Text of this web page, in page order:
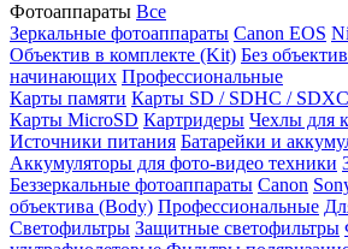
Фотоаппараты Все
Зеркальные фотоаппараты Canon EOS
Объектив в комплекте (Kit) Без
начинающих Профессиональные
Карты памяти Карты SD / SDHC / SDXC
Карты MicroSD Картридеры Чехлы для
Источники питания Батарейки и
Аккумуляторы для фото-видео техники
Беззеркальные фотоаппараты Canon
объектива (Body) Профессиональные
Светофильтры Защитные светофильтры